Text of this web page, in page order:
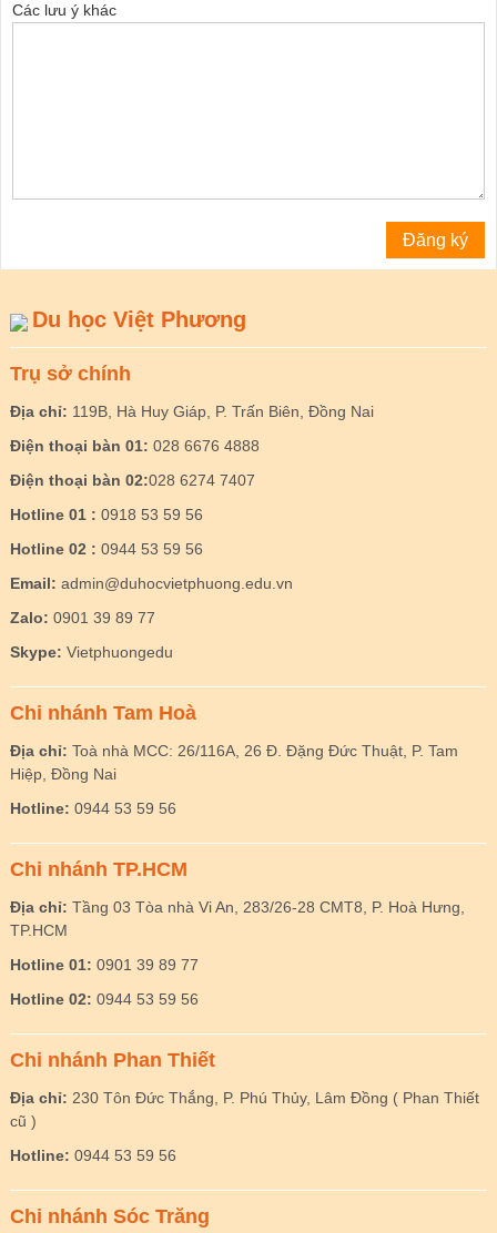
Các lưu ý khác
Du học Việt Phương
Trụ sở chính
Địa chỉ: 119B, Hà Huy Giáp, P. Trấn Biên, Đồng Nai
Điện thoại bàn 01: 028 6676 4888
Điện thoại bàn 02:028 6274 7407
Hotline 01 : 0918 53 59 56
Hotline 02 : 0944 53 59 56
Email: admin@duhocvietphuong.edu.vn
Zalo: 0901 39 89 77
Skype: Vietphuongedu
Chi nhánh Tam Hoà
Địa chỉ: Toà nhà MCC: 26/116A, 26 Đ. Đặng Đức Thuật, P. Tam
Hiệp, Đồng Nai
Hotline: 0944 53 59 56
Chi nhánh TP.HCM
Địa chỉ: Tầng 03 Tòa nhà Vi An, 283/26-28 CMT8, P. Hoà Hưng,
TP.HCM
Hotline 01: 0901 39 89 77
Hotline 02: 0944 53 59 56
Chi nhánh Phan Thiết
Địa chỉ: 230 Tôn Đức Thắng, P. Phú Thủy, Lâm Đồng ( Phan Thiết
cũ )
Hotline: 0944 53 59 56
Chi nhánh Sóc Trăng